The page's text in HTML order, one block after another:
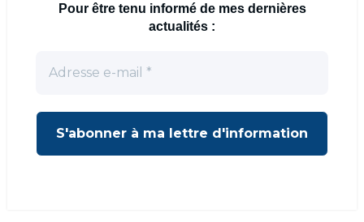
Pour être tenu informé de mes dernières
actualités :